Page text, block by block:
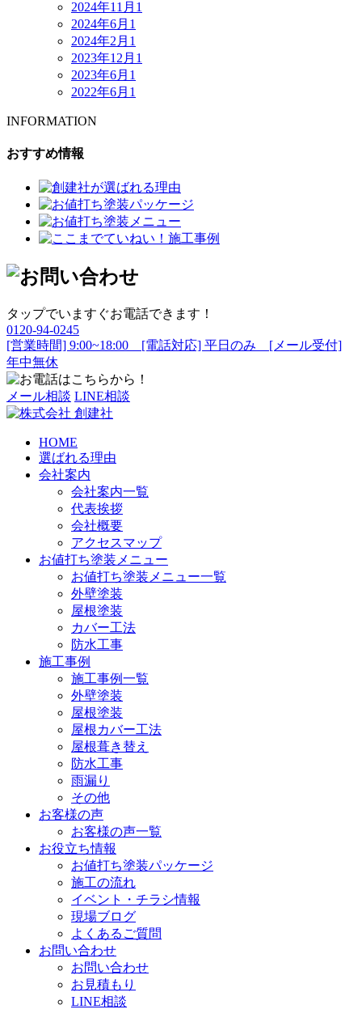
2024年11月 1
2024年6月 1
2024年2月 1
2023年12月 1
2023年6月 1
2022年6月 1
INFORMATION
おすすめ情報
タップでいますぐお電話できます！
0120-94-0245
[営業時間] 9:00~18:00 [電話対応] 平日のみ [メール受付]
年中無休
メール相談 LINE相談
HOME
選ばれる理由
会社案内
会社案内一覧
代表挨拶
会社概要
アクセスマップ
お値打ち塗装メニュー
お値打ち塗装メニュー一覧
外壁塗装
屋根塗装
カバー工法
防水工事
施工事例
施工事例一覧
外壁塗装
屋根塗装
屋根カバー工法
屋根葺き替え
防水工事
雨漏り
その他
お客様の声
お客様の声一覧
お役立ち情報
お値打ち塗装パッケージ
施工の流れ
イベント・チラシ情報
現場ブログ
よくあるご質問
お問い合わせ
お問い合わせ
お見積もり
LINE相談